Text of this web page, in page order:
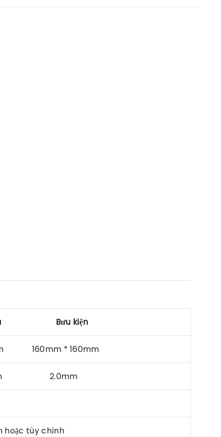
Bưu kiện
160mm * 160mm
2.0mm
tùy chỉnh